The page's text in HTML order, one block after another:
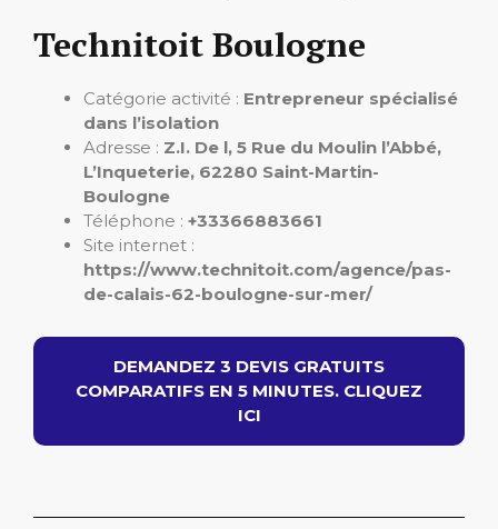
Technitoit Boulogne
Catégorie activité : Entrepreneur spécialisé
dans l’isolation
Adresse : Z.I. De l, 5 Rue du Moulin l’Abbé,
L’Inqueterie, 62280 Saint-Martin-
Boulogne
Téléphone : +33366883661
Site internet :
https://www.technitoit.com/agence/pas-
de-calais-62-boulogne-sur-mer/
DEMANDEZ 3 DEVIS GRATUITS
COMPARATIFS EN 5 MINUTES. CLIQUEZ
ICI